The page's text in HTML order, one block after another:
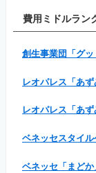
費用ミドルラン
創生事業団「グッ
レオパレス「あず
レオパレス「あず
ベネッセスタイル
ベネッセ「まどか